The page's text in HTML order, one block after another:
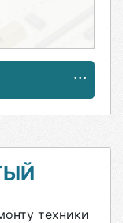
01
техники